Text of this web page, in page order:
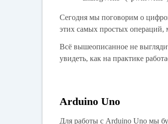
Сегодня мы поговорим о
этих самых простых операций,
Всё вышеописанное не
увидеть, как на практике
Arduino Uno
Для работы с Arduino Uno мы